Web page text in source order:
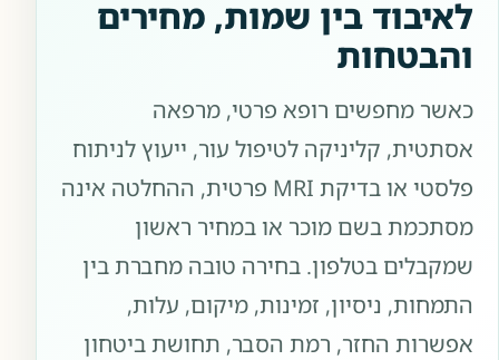
לאיבוד בין שמות, מחירים
והבטחות
כאשר מחפשים רופא פרטי, מרפאה
אסתטית, קליניקה לטיפול עור, ייעוץ לניתוח
פלסטי או בדיקת MRI פרטית, ההחלטה אינה
מסתכמת בשם מוכר או במחיר ראשון
שמקבלים בטלפון. בחירה טובה מחברת בין
התמחות, ניסיון, זמינות, מיקום, עלות,
אפשרות החזר, רמת הסבר, תחושת ביטחון